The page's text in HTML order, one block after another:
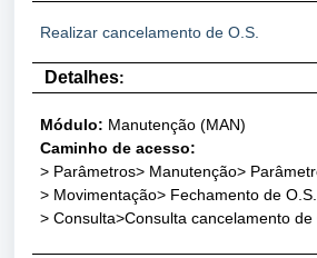
Realizar cancelamento de O.S.
Detalhes:
Módulo: Manutenção (MAN)
Caminho de acesso:
> Parâmetros> Manutenção>
> Movimentação> Fechamento de O.S.
> Consulta>Consulta cancelamento de